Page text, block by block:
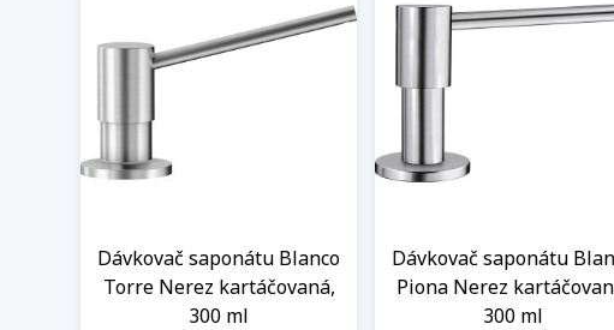
Dávkovač saponátu Blanco
Torre Nerez kartáčovaná,
300 ml
Dávkovač saponátu
Piona Nerez
300 ml